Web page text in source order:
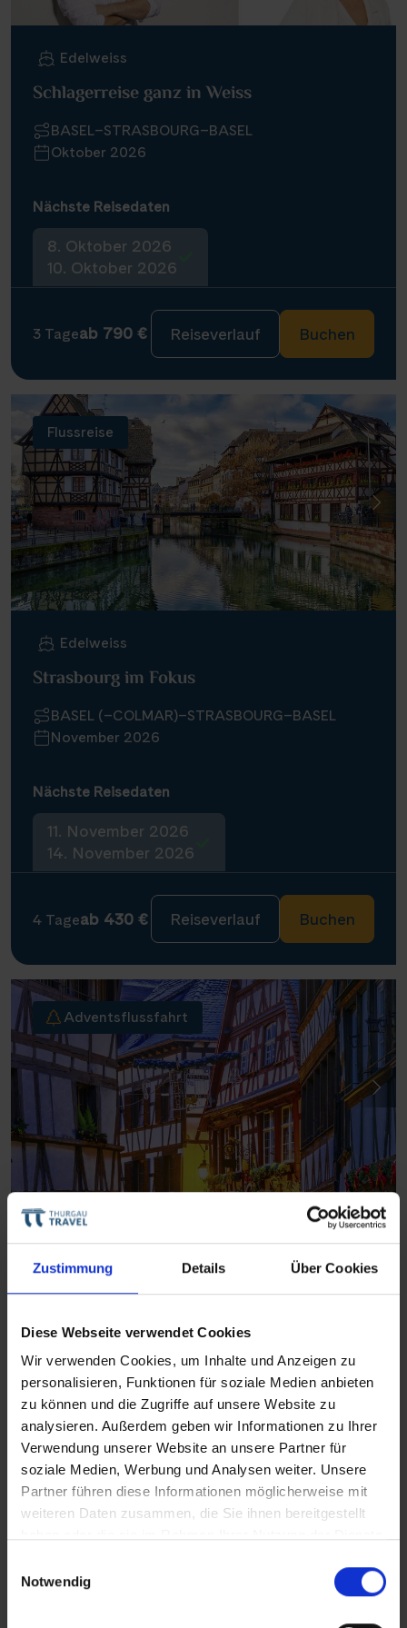
Zustimmung Details Über Cookies
Diese Webseite verwendet Cookies
Wir verwenden Cookies, um Inhalte und Anzeigen zu
personalisieren, Funktionen für soziale Medien anbieten
zu können und die Zugriffe auf unsere Website zu
analysieren. Außerdem geben wir Informationen zu Ihrer
Verwendung unserer Website an unsere Partner für
soziale Medien, Werbung und Analysen weiter. Unsere
Partner führen diese Informationen möglicherweise mit
weiteren Daten zusammen, die Sie ihnen bereitgestellt
Notwendig
Edelweiss
Schlagerreise ganz in Weiss
BASEL–STRASBOURG–BASEL
Oktober 2026
Nächste Reisedaten
8. Oktober 2026
10. Oktober 2026
3 Tageab 790 € Reiseverlauf Buchen
Flussreise
Edelweiss
Strasbourg im Fokus
BASEL (–COLMAR)–STRASBOURG–BASEL
November 2026
Nächste Reisedaten
11. November 2026
14. November 2026
4 Tageab 430 € Reiseverlauf Buchen
Adventsflussfahrt
Edelweiss
Adventsfahrt ins Elsass
Nächste Reisedaten
Dezember 2026
Dezember 2026
19. Dezember 2026
22. Dezember 2026
4 Tage ab 430 € Reiseverlauf Buchen